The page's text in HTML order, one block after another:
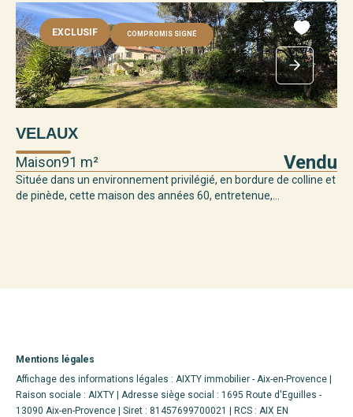
EXCLUSIF COMPROMIS SIGNÉ
VELAUX
Maison91 m² Vendu
Située dans un environnement privilégié, en bordure de colline et
de pinède, cette maison des années 60, entretenue,...
Mentions légales
Affichage des informations légales : AIXTY immobilier - Aix-en-Provence |
Raison sociale : AIXTY | Adresse siège social : 1695 Route d'Eguilles -
13090 Aix-en-Provence | Siret : 81457699700021 | RCS : AIX EN